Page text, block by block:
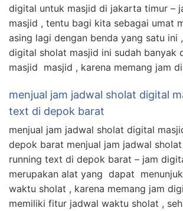
digital untuk masjid di jakarta timur –
masjid , tentu bagi kita sebagai umat
asing lagi dengan benda yang satu ini
digital sholat masjid ini sudah banyak
masjid masjid , karena memang jam
menjual jam jadwal sholat digital
text di depok barat
menjual jam jadwal sholat digital
depok barat menjual jam jadwal
running text di depok barat – jam
merupakan alat yang dapat
waktu sholat , karena memang jam
memiliki fitur jadwal waktu sholat ,